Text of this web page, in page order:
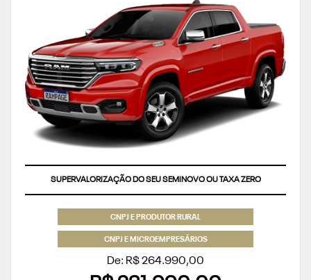
SUPERVALORIZAÇÃO DO SEU SEMINOVO OU TAXA ZERO
CNPJ E PRODUTOR RURAL
CNPJ E MICROEMPRESÁRIOS
De: R$ 264.990,00